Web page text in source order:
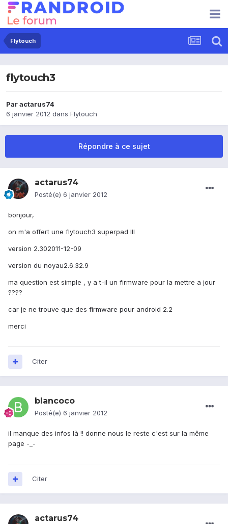
Flytouch
flytouch3
Paractarus74
6 janvier 2012 dans Flytouch
Répondre à ce sujet
actarus74
Posté(e) 6 janvier 2012
bonjour,
on m'a offert une flytouch3 superpad III
version 2.302011-12-09
version du noyau2.6.32.9
ma question est simple , y a t-il un firmware pour la mettre a jour
????
car je ne trouve que des firmware pour android 2.2
merci
Citer
blancoco
Posté(e) 6 janvier 2012
il manque des infos là !! donne nous le reste c'est sur la même
page -_-
Citer
actarus74